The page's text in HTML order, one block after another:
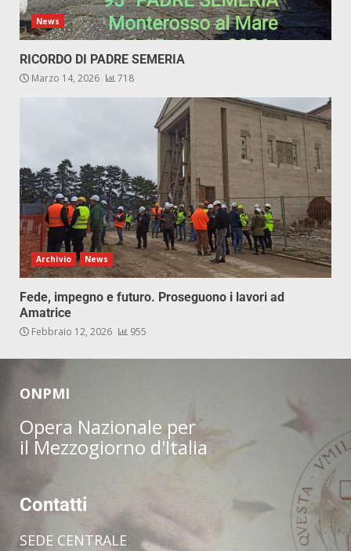
News
RICORDO DI PADRE SEMERIA
Marzo 14, 2026 718
Archivio News
Fede, impegno e futuro. Proseguono i lavori ad
Amatrice
Febbraio 12, 2026 955
ONPMI
Opera Nazionale per
il Mezzogiorno d'Italia
Contatti
SEDE CENTRALE